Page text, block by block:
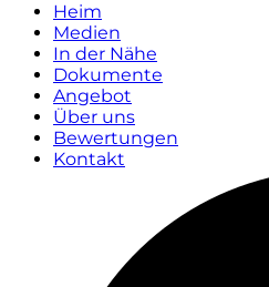
Heim
Medien
In der Nähe
Dokumente
Angebot
Über uns
Bewertungen
Kontakt